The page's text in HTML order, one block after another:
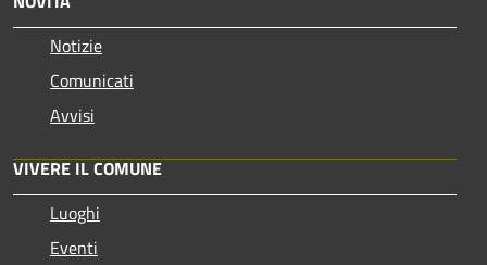
Notizie
Comunicati
Avvisi
VIVERE IL COMUNE
Luoghi
Eventi